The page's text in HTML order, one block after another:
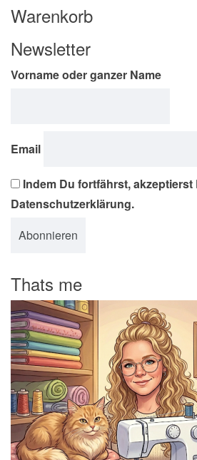
Warenkorb
Newsletter
Vorname oder ganzer Name
Email
Indem Du fortfährst, akzeptierst
Datenschutzerklärung.
Thats me